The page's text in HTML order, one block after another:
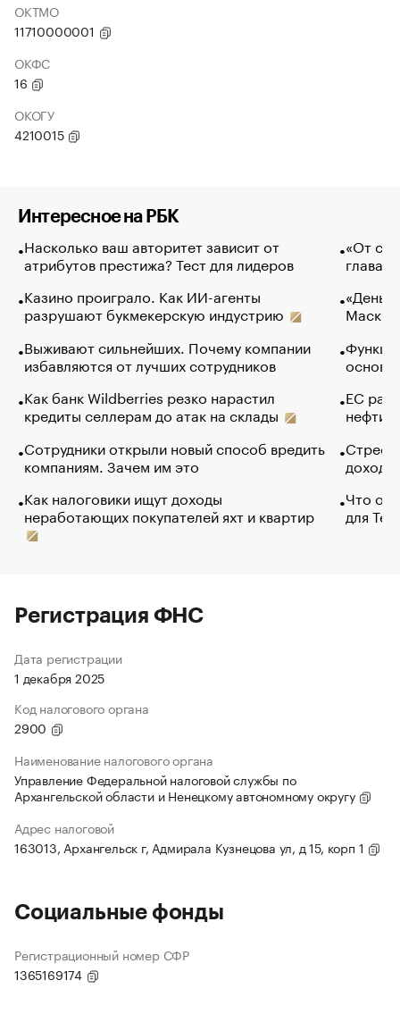
ОКТМО
11710000001
ОКФС
16
ОКОГУ
4210015
Интересное на РБК
Насколько ваш авторитет зависит от
атрибутов престижа? Тест для лидеров
Казино проиграло. Как ИИ-агенты
разрушают букмекерскую индустрию
Выживают сильнейших. Почему компании
избавляются от лучших сотрудников
Как банк Wildberries резко нарастил
кредиты селлерам до атак на склады
Сотрудники открыли новый способ вредить
компаниям. Зачем им это
Как налоговики ищут доходы
неработающих покупателей яхт и квартир
«От
глава
Маск в
основ
ЕС
нефти
Что
для
Регистрация ФНС
Дата регистрации
1 декабря 2025
Код налогового органа
2900
Наименование налогового органа
Управление Федеральной налоговой службы по
Архангельской области и Ненецкому автономному округу
Адрес налоговой
163013, Архангельск г, Адмирала Кузнецова ул, д 15, корп 1
Социальные фонды
Регистрационный номер СФР
1365169174